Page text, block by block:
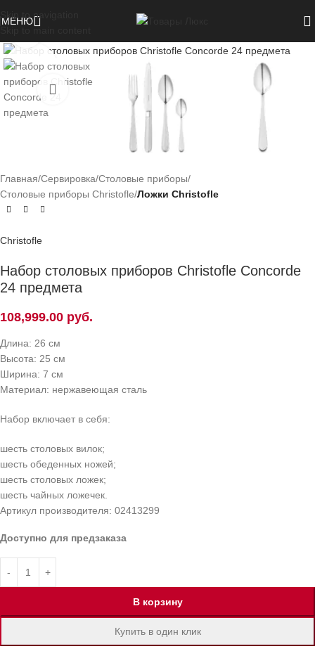
Skip to navigation
МЕНЮ
Главная Сервировка Столовые приборы
Столовые приборы Christofle Ложки Christofle
Christofle
Набор столовых приборов Christofle Concorde
24 предмета
108,999.00 руб.
Длина: 26 см
Высота: 25 см
Ширина: 7 см
Материал: нержавеющая сталь
Набор включает в себя:
шесть столовых вилок;
шесть обеденных ножей;
шесть столовых ложек;
шесть чайных ложечек.
Артикул производителя: 02413299
Доступно для предзаказа
В корзину
Купить в один клик